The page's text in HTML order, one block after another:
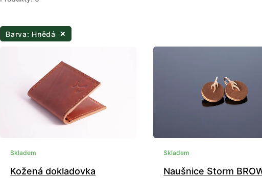
Barva: Hnědá
Skladem
Kožená dokladovka
Skladem
Naušnice Storm